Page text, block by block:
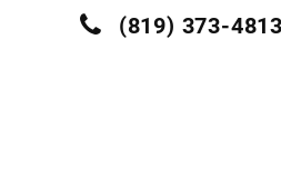
(819) 373-4813